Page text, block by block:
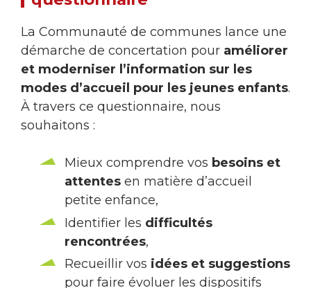
La Communauté de communes lance une
démarche de concertation pour améliorer
et moderniser l’information sur les
modes d’accueil pour les jeunes enfants.
À travers ce questionnaire, nous
souhaitons :
Mieux comprendre vos besoins et
attentes en matière d’accueil
petite enfance,
Identifier les difficultés
rencontrées,
Recueillir vos idées et suggestions
pour faire évoluer les dispositifs